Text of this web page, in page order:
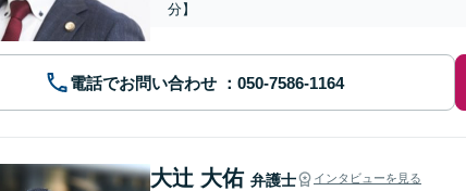
分】
電話でお問い合わせ
大辻 大佑 弁護士 インタビューを見る